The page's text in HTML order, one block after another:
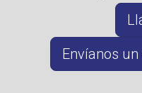
Envíanos